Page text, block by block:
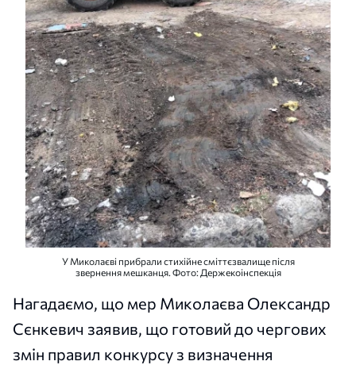
У Миколаєві прибрали стихійне сміттєзвалище після
звернення мешканця. Фото: Держекоінспекція
Нагадаємо, що мер Миколаєва Олександр
Сєнкевич заявив, що готовий до чергових
змін правил конкурсу з визначення